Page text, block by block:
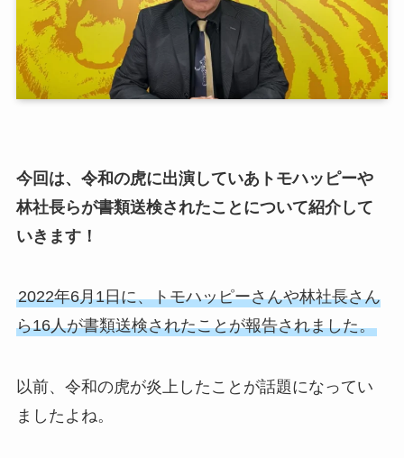
今回は、令和の虎に出演していあトモハッピーや
林社長らが書類送検されたことについて紹介して
いきます！
2022年6月1日に、トモハッピーさんや林社長さん
ら16人が書類送検されたことが報告されました。
以前、令和の虎が炎上したことが話題になってい
ましたよね。